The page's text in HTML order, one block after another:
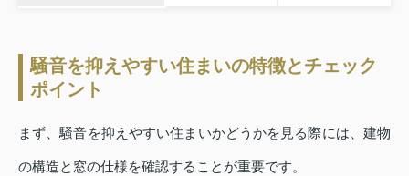
騒音を抑えやすい住まいの特徴とチェック
ポイント
まず、騒音を抑えやすい住まいかどうかを見る際には、建物
の構造と窓の仕様を確認することが重要です。